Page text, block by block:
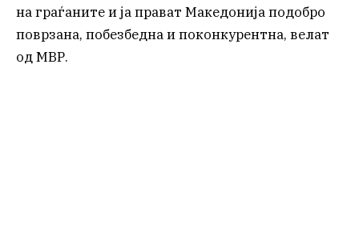
на граѓаните и ја прават Македонија подобро
поврзана, побезбедна и поконкурентна, велат
од МВР.